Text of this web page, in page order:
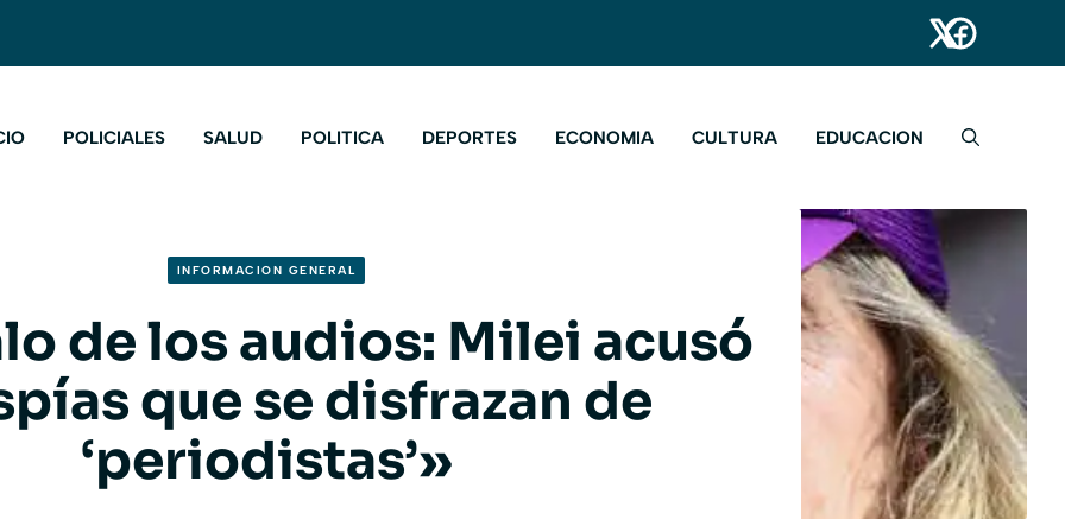
POLICIALES SALUD POLITICA DEPORTES ECONOMIA CULTURA EDUCACION
INFORMACION GENERAL
de los audios: Milei acusó
que se disfrazan de
‘periodistas’»